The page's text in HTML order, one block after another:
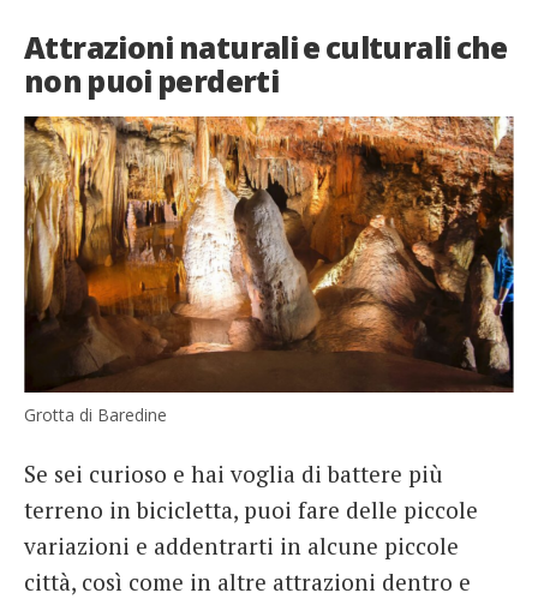
Attrazioni naturali e culturali che
non puoi perderti
Grotta di Baredine
Se sei curioso e hai voglia di battere più
terreno in bicicletta, puoi fare delle piccole
variazioni e addentrarti in alcune piccole
città, così come in altre attrazioni dentro e